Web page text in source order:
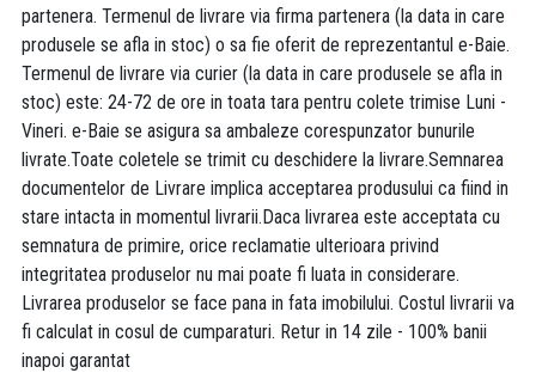
partenera. Termenul de livrare via firma partenera (la data in care
produsele se afla in stoc) o sa fie oferit de reprezentantul e-Baie.
Termenul de livrare via curier (la data in care produsele se afla in
stoc) este: 24-72 de ore in toata tara pentru colete trimise Luni -
Vineri. e-Baie se asigura sa ambaleze corespunzator bunurile
livrate.Toate coletele se trimit cu deschidere la livrare.Semnarea
documentelor de Livrare implica acceptarea produsului ca fiind in
stare intacta in momentul livrarii.Daca livrarea este acceptata cu
semnatura de primire, orice reclamatie ulterioara privind
integritatea produselor nu mai poate fi luata in considerare.
Livrarea produselor se face pana in fata imobilului. Costul livrarii va
fi calculat in cosul de cumparaturi. Retur in 14 zile - 100% banii
inapoi garantat